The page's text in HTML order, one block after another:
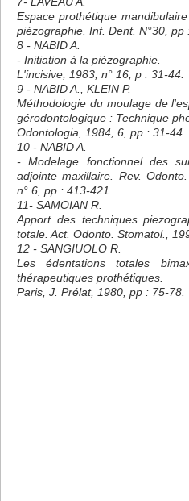
Espace prothétique
piézographie. Inf. Dent. N°30, pp
8 - NABID A.
- Initiation à la piézographie.
L'incisive, 1983, n° 16, p : 31-44.
9 - NABID A., KLEIN P.
Méthodologie du moulage de
gérodontologique : Technique
Odontologia, 1984, 6, pp : 31-44.
10 - NABID A.
- Modelage fonctionnel des
adjointe maxillaire. Rev.
n° 6, pp : 413-421.
11- SAMOIAN R.
Apport des techniques
totale. Act. Odonto. Stomatol.,
12 - SANGIUOLO R.
Les édentations totales
thérapeutiques prothétiques.
Paris, J. Prélat, 1980, pp : 75-78.